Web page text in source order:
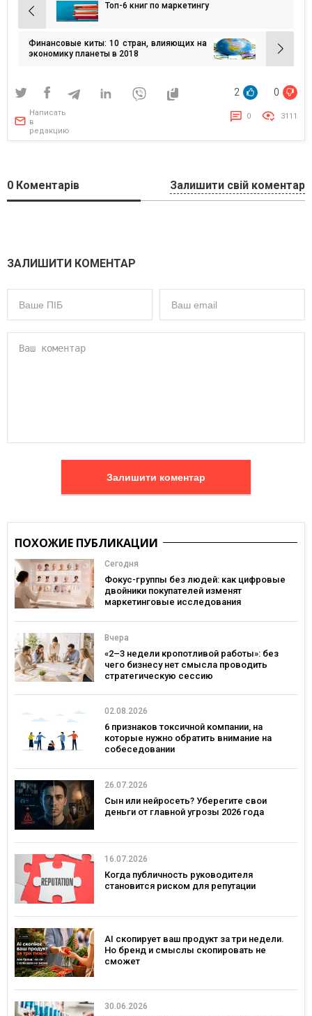
Навигация
по
записям
Топ-6 книг по маркетингу
Финансовые киты: 10 стран, влияющих на
экономику планеты в 2018
2 0
Написать
в
редакцию
0 3111
0 Коментарів Залишити свій коментар
ЗАЛИШИТИ КОМЕНТАР
Залишити коментар
ПОХОЖИЕ ПУБЛИКАЦИИ
Сегодня
Фокус-группы без людей: как цифровые
двойники покупателей изменят
маркетинговые исследования
Вчера
«2–3 недели кропотливой работы»: без
чего бизнесу нет смысла проводить
стратегическую сессию
02.08.2026
6 признаков токсичной компании, на
которые нужно обратить внимание на
собеседовании
26.07.2026
Сын или нейросеть? Уберегите свои
деньги от главной угрозы 2026 года
16.07.2026
Когда публичность руководителя
становится риском для репутации
AI скопирует ваш продукт за три недели.
Но бренд и смыслы скопировать не
сможет
30.06.2026